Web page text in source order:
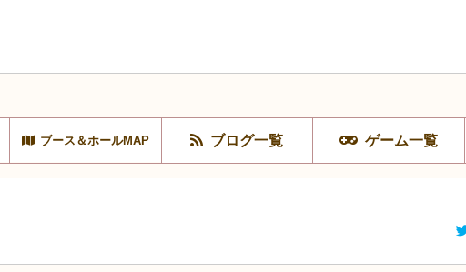
ブース＆ホールMAP ブログ一覧 ゲーム一覧